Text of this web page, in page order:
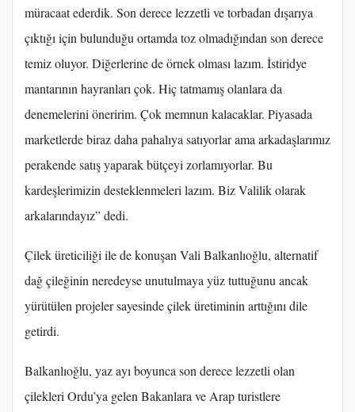
müracaat ederdik. Son derece lezzetli ve torbadan dışarıya
çıktığı için bulunduğu ortamda toz olmadığından son derece
temiz oluyor. Diğerlerine de örnek olması lazım. İstiridye
mantarının hayranları çok. Hiç tatmamış olanlara da
denemelerini öneririm. Çok memnun kalacaklar. Piyasada
marketlerde biraz daha pahalıya satıyorlar ama arkadaşlarımız
perakende satış yaparak bütçeyi zorlamıyorlar. Bu
kardeşlerimizin desteklenmeleri lazım. Biz Valilik olarak
arkalarındayız” dedi.
Çilek üreticiliği ile de konuşan Vali Balkanlıoğlu, alternatif
dağ çileğinin neredeyse unutulmaya yüz tuttuğunu ancak
yürütülen projeler sayesinde çilek üretiminin arttığını dile
getirdi.
Balkanlıoğlu, yaz ayı boyunca son derece lezzetli olan
çilekleri Ordu’ya gelen Bakanlara ve Arap turistlere